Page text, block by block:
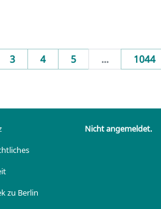
3 4 5 ... 1044
zu Berlin
Nicht angemeldet.